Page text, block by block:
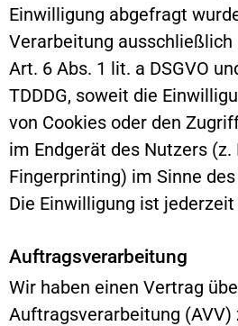
Einwilligung abgefragt
Verarbeitung ausschließlich
Art. 6 Abs. 1 lit. a DSGVO
TDDDG, soweit die
von Cookies oder den
im Endgerät des Nutzers (z.
Fingerprinting) im Sinne
Die Einwilligung ist
Auftragsverarbeitung
Wir haben einen Vertrag
Auftragsverarbeitung (AVV)